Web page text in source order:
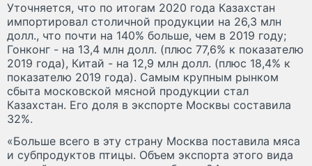
Уточняется, что по итогам 2020 года Казахстан
импортировал столичной продукции на 26,3 млн
долл., что почти на 140% больше, чем в 2019 году;
Гонконг - на 13,4 млн долл. (плюс 77,6% к показателю
2019 года), Китай - на 12,9 млн долл. (плюс 18,4% к
показателю 2019 года). Самым крупным рынком
сбыта московской мясной продукции стал
Казахстан. Его доля в экспорте Москвы составила
32%.
«Больше всего в эту страну Москва поставила мяса
и субпродуктов птицы. Объем экспорта этого вида